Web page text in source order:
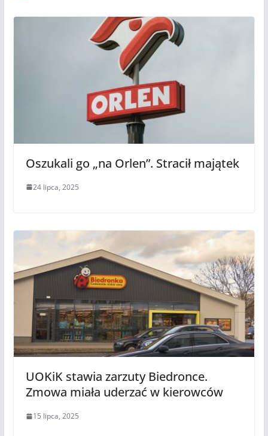
Oszukali go „na Orlen”. Stracił majątek
24 lipca, 2025
UOKiK stawia zarzuty Biedronce.
Zmowa miała uderzać w kierowców
15 lipca, 2025